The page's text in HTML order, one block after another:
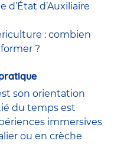
d’État d’Auxiliaire
: combien
?
son orientation
du temps est
immersives
ou en crèche